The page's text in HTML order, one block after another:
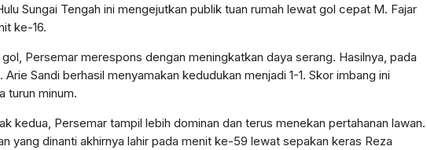
Sungai Tengah ini mengejutkan publik tuan rumah lewat gol cepat M. Fajar
ke-16.
Persemar merespons dengan meningkatkan daya serang. Hasilnya, pada
Sandi berhasil menyamakan kedudukan menjadi 1-1. Skor imbang ini
turun minum.
kedua, Persemar tampil lebih dominan dan terus menekan pertahanan lawan.
yang dinanti akhirnya lahir pada menit ke-59 lewat sepakan keras Reza